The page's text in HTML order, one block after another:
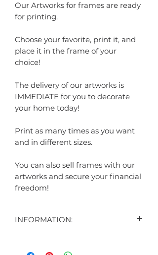
Our Artworks for frames are ready
for printing.
Choose your favorite, print it, and
place it in the frame of your
choice!
The delivery of our artworks is
IMMEDIATE for you to decorate
your home today!
Print as many times as you want
and in different sizes.
You can also sell frames with our
artworks and secure your financial
freedom!
INFORMATION:
3 ARTES DIGITAIS EXIBIDAS NO